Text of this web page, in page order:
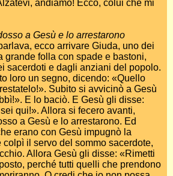
andiamo! Ecco, colui che mi
a Gesù e lo arrestarono
ecco arrivare Giuda, uno dei
grande folla con spade e bastoni,
sacerdoti e dagli anziani del popolo.
loro un segno, dicendo: «Quello
Subito si avvicinò a Gesù
E lo baciò. E Gesù gli disse:
qui!». Allora si fecero avanti,
a Gesù e lo arrestarono. Ed
erano con Gesù impugnò la
colpì il servo del sommo sacerdote,
Allora Gesù gli disse: «Rimetti
perché tutti quelli che prendono